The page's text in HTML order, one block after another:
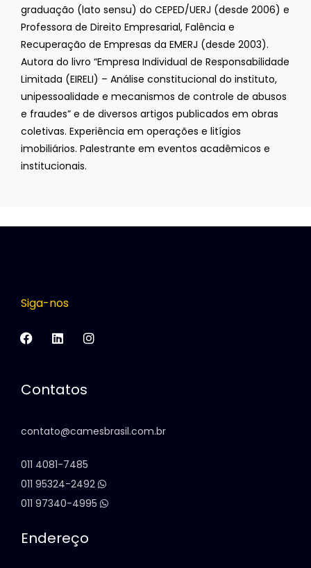
graduação (lato sensu) do CEPED/UERJ (desde 2006) e
Professora de Direito Empresarial, Falência e
Recuperação de Empresas da EMERJ (desde 2003).
Autora do livro “Empresa Individual de Responsabilidade
Limitada (EIRELI) – Análise constitucional do instituto,
unipessoalidade e mecanismos de controle de abusos
e fraudes” e de diversos artigos publicados em obras
coletivas. Experiência em operações e litígios
imobiliários. Palestrante em eventos acadêmicos e
institucionais.
Siga-nos
Contatos
contato@camesbrasil.com.br
011 4081-7485
011 95324-2492
011 97340-4995
Endereço